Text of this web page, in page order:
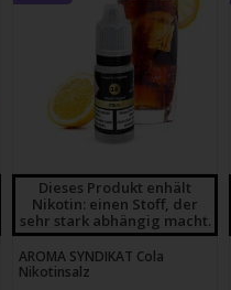
Dieses Produkt enhält
Nikotin: einen Stoff, der
sehr stark abhängig macht.
AROMA SYNDIKAT Cola
Nikotinsalz